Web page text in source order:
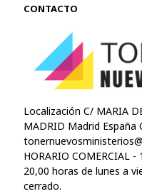
CONTACTO
Localización C/ MARIA
MADRID Madrid España
HORARIO COMERCIAL
20,00 horas de lunes a
cerrado.